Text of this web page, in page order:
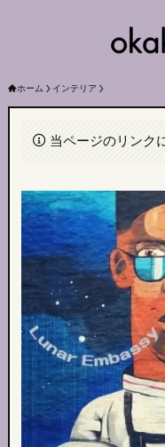
ホーム インテリア
当ページのリンク